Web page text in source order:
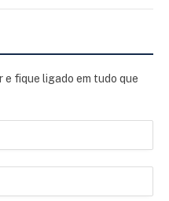
fique ligado em tudo que